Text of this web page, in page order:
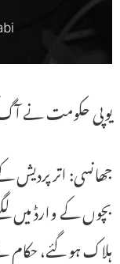
یوپی حکومت نے آگ
جھانسی: اتر پردیش